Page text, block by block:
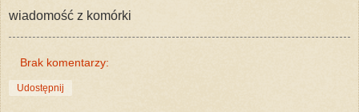
wiadomość z komórki
Brak komentarzy:
Udostępnij